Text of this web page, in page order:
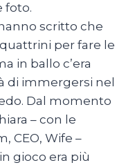
foto.
scritto che
per fare le
in ballo c’era
di immergersi nel
Dal momento
– con le
CEO, Wife –
gioco era più